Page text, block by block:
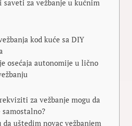
saveti za vežbanje u kućnim
kod kuće sa DIY
osećaja autonomije u lično
za vežbanje mogu da
samostalno?
da uštedim novac vežbanjem